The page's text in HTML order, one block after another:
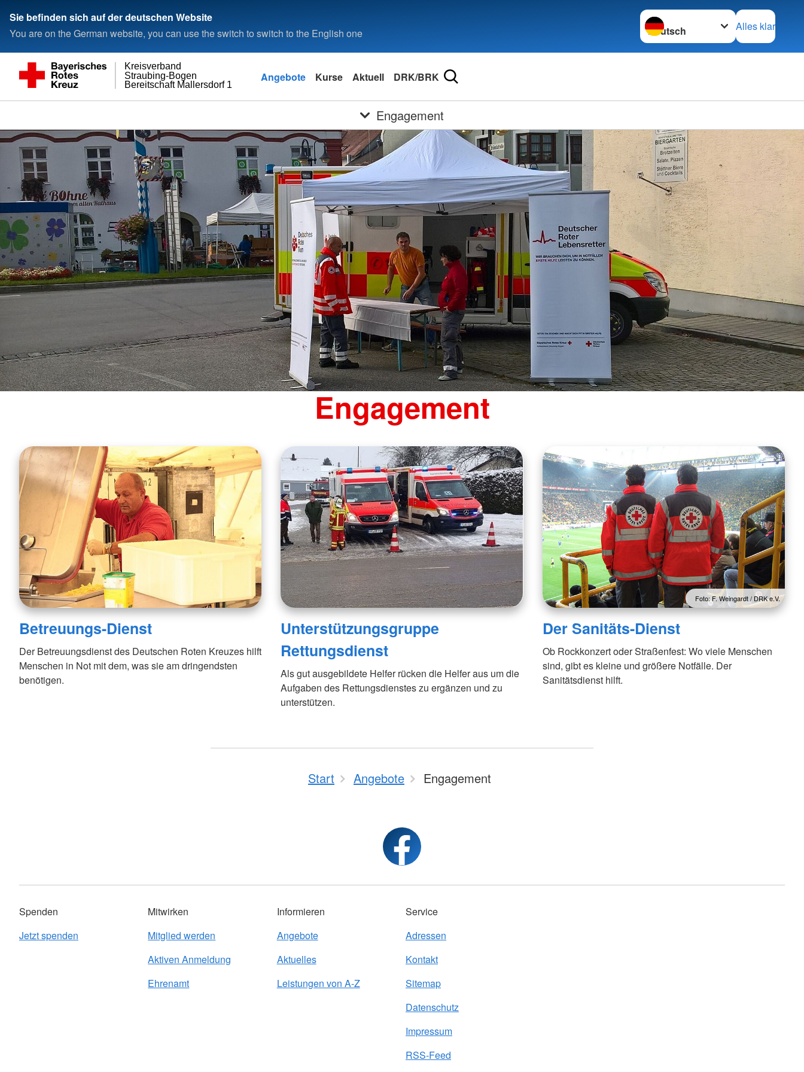
Sie befinden sich auf der deutschen Website
You are on the German website, you can use the switch to switch to the English one
Sprache wechseln zu
Alles klar
Bereitschaft Mallersdorf 1
Straubing-Bogen
Kreisverband
Angebote Kurse Aktuell DRK/BRK
Engagement
Engagement
Betreuungs-Dienst
Der Betreuungsdienst des Deutschen Roten Kreuzes hilft
Menschen in Not mit dem, was sie am dringendsten
benötigen.
Unterstützungsgruppe
Rettungsdienst
Als gut ausgebildete Helfer rücken die Helfer aus um die
Aufgaben des Rettungsdienstes zu ergänzen und zu
unterstützen.
Foto: F. Weingardt / DRK e.V.
Der Sanitäts-Dienst
Ob Rockkonzert oder Straßenfest: Wo viele Menschen
sind, gibt es kleine und größere Notfälle. Der
Sanitätsdienst hilft.
Start Angebote Engagement
Spenden
Jetzt spenden
Mitwirken
Mitglied werden
Aktiven Anmeldung
Ehrenamt
Informieren
Angebote
Aktuelles
Leistungen von A-Z
Service
Adressen
Kontakt
Sitemap
Datenschutz
Impressum
RSS-Feed